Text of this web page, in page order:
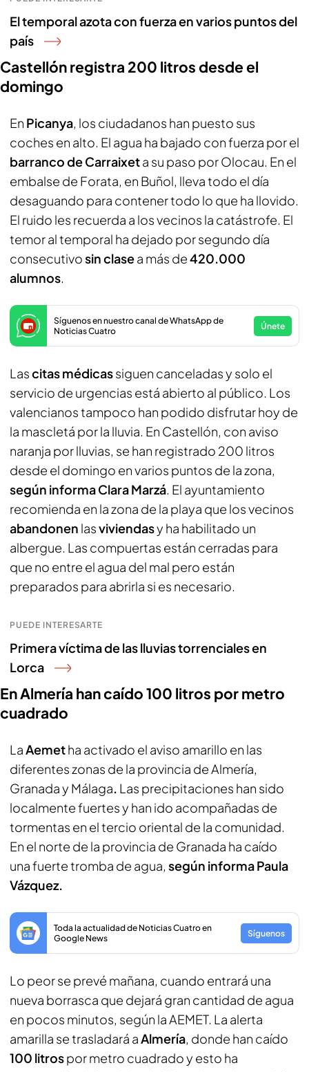
El temporal azota con fuerza en varios puntos del
país
Castellón registra 200 litros desde el
domingo
En Picanya, los ciudadanos han puesto sus
coches en alto. El agua ha bajado con fuerza por el
barranco de Carraixeta su paso por Olocau. En el
embalse de Forata, en Buñol, lleva todo el día
desaguando para contener todo lo que ha llovido.
El ruido les recuerda a los vecinos la catástrofe. El
temor al temporal ha dejado por segundo día
consecutivosin clasea más de420.000
alumnos.
Síguenos en nuestro canal de WhatsApp de
Noticias Cuatro
Únete
Lascitas médicassiguen canceladas y solo el
servicio de urgencias está abierto al público. Los
valencianos tampoco han podido disfrutar hoy de
la mascletá por la lluvia. En Castellón, con aviso
naranja por lluvias, se han registrado 200 litros
desde el domingo en varios puntos de la zona,
según informa Clara Marzá. El ayuntamiento
recomienda en la zona de la playa que los vecinos
abandonen lasviviendasy ha habilitado un
albergue. Las compuertas están cerradas para
que no entre el agua del mal pero están
preparados para abrirla si es necesario.
PUEDE INTERESARTE
Primera víctima de las lluvias torrenciales en
Lorca
En Almería han caído 100 litros por metro
cuadrado
LaAemetha activado el aviso amarillo en las
diferentes zonas de la provincia de Almería,
Granada y Málaga. Las precipitaciones han sido
localmente fuertes y han ido acompañadas de
tormentas en el tercio oriental de la comunidad.
En el norte de la provincia de Granada ha caído
una fuerte tromba de agua, según informa Paula
Vázquez.
Toda la actualidad de Noticias Cuatro en
Google News
Síguenos
Lo peor se prevé mañana, cuando entrará una
nueva borrasca que dejará gran cantidad de agua
en pocos minutos, según la AEMET. La alerta
amarilla se trasladará aAlmería, donde han caído
100 litrospor metro cuadrado y esto ha